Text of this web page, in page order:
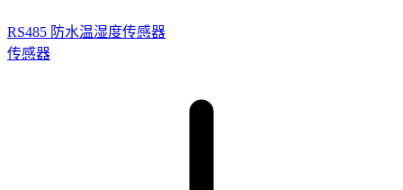
RS485 防水温湿度传感器
传感器